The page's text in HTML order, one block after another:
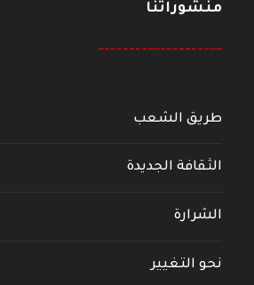
منشوراتنا
--------------------
طريق الشعب
الثقافة الجديدة
الشرارة
نحو التغيير